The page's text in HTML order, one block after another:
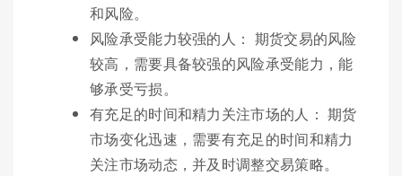
和风险。
风险承受能力较强的人： 期货交易的风险
较高，需要具备较强的风险承受能力，能
够承受亏损。
有充足的时间和精力关注市场的人： 期货
市场变化迅速，需要有充足的时间和精力
关注市场动态，并及时调整交易策略。